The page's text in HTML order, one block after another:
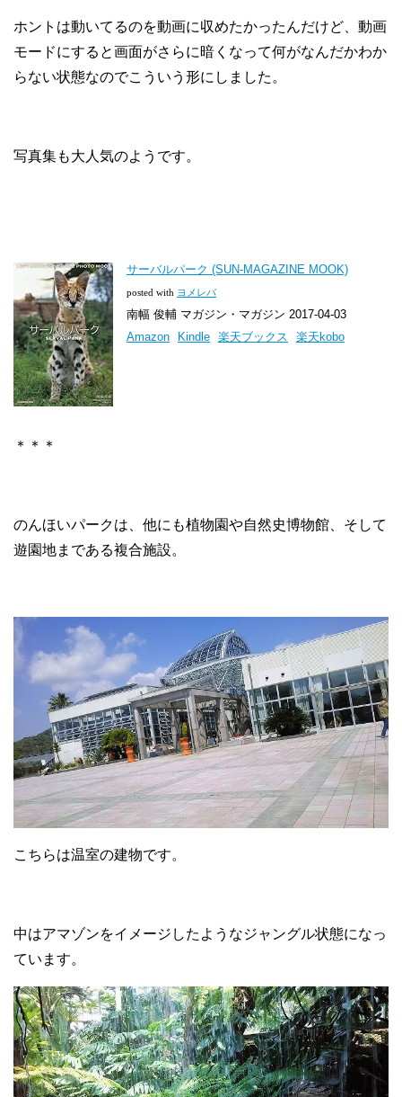
ホントは動いてるのを動画に収めたかったんだけど、動画
モードにすると画面がさらに暗くなって何がなんだかわか
らない状態なのでこういう形にしました。
写真集も大人気のようです。
サーバルパーク (SUN-MAGAZINE MOOK)
posted with ヨメレバ
南幅 俊輔 マガジン・マガジン 2017-04-03
Amazon
Kindle 楽天ブックス 楽天kobo
＊＊＊
のんほいパークは、他にも植物園や自然史博物館、そして
遊園地まである複合施設。
こちらは温室の建物です。
中はアマゾンをイメージしたようなジャングル状態になっ
ています。